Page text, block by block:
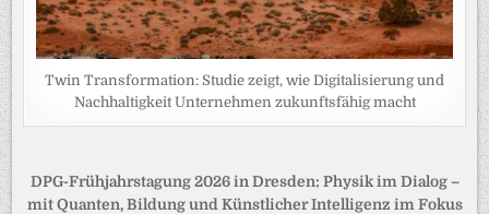
Twin Transformation: Studie zeigt, wie Digitalisierung und
Nachhaltigkeit Unternehmen zukunftsfähig macht
Beitragsnavigation
DPG-Frühjahrstagung 2026 in Dresden: Physik im Dialog –
mit Quanten, Bildung und Künstlicher Intelligenz im Fokus